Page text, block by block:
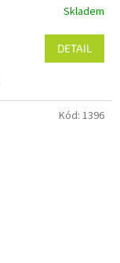
Skladem
DETAIL
Kód: 1396